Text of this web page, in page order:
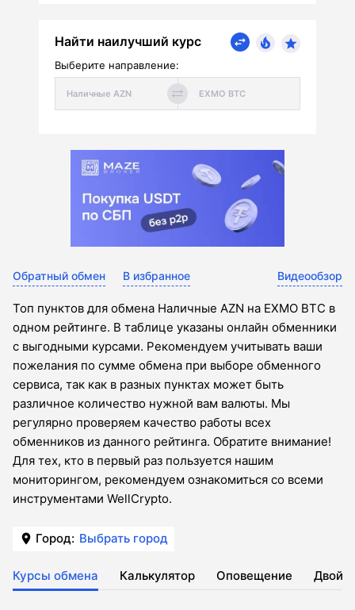
Найти наилучший курс
Выберите направление:
Обратный обмен В избранное Видеообзор
Топ пунктов для обмена Наличные AZN на EXMO BTC в
одном рейтинге. В таблице указаны онлайн обменники
с выгодными курсами. Рекомендуем учитывать ваши
пожелания по сумме обмена при выборе обменного
сервиса, так как в разных пунктах может быть
различное количество нужной вам валюты. Мы
регулярно проверяем качество работы всех
обменников из данного рейтинга. Обратите внимание!
Для тех, кто в первый раз пользуется нашим
мониторингом, рекомендуем ознакомиться со всеми
инструментами WellCrypto.
Город: Выбрать город
Курсы обмена Калькулятор Оповещение